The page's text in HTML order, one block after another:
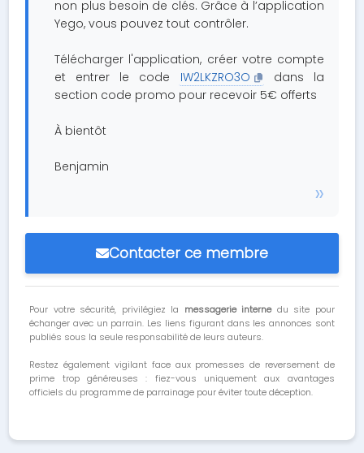
non plus besoin de clés. Grâce à l’application
Yego, vous pouvez tout contrôler.
Télécharger l'application, créer votre compte
et entrer le code
IW2LKZRO3O
dans la
section code promo pour recevoir 5€ offerts
À bientôt
Benjamin
Contacter ce membre
Pour votre sécurité, privilégiez la messagerie internedu site pour
échanger avec un parrain. Les liens figurant dans les annonces sont
publiés sous la seule responsabilité de leurs auteurs.
Restez également vigilant face aux promesses de reversement de
prime trop généreuses : fiez-vous uniquement aux avantages
officiels du programme de parrainage pour éviter toute déception.